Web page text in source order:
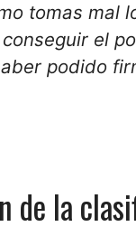
tomas mal
el
podido
de la